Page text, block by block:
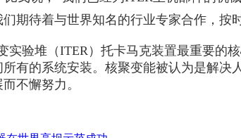
期待着与世界知名的行业专家合作，
实验堆（ITER）托卡马克装置最重要的
有的系统安装。核聚变能被认为是解
不懈努力。